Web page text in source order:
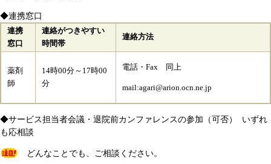
◆連携窓口
連携
窓口
連絡がつきやすい
時間帯
連絡方法
薬剤
師
14時00分～17時00
分
電話・Fax 同上
mail:agari@arion.ocn.ne.jp
◆サービス担当者会議・退院前カンファレンスの参加（可否） いずれ
も応相談
どんなことでも、ご相談ください。